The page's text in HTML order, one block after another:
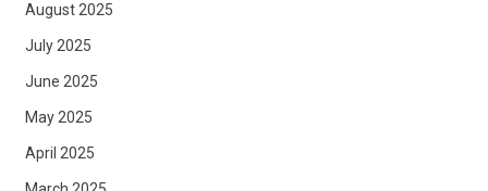
August 2025
July 2025
June 2025
May 2025
April 2025